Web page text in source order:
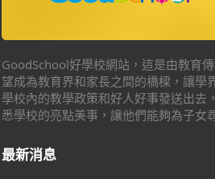
GoodSchool好學校網站，這是由教育
望成為教育界和家長之間的橋樑，讓學
學校內的教學政策和好人好事發送出去
悉學校的亮點美事，讓他們能夠為子女
最新消息